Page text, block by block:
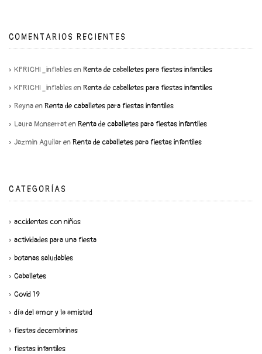
COMENTARIOS RECIENTES
KPRICHI_inflablesenRenta de caballetes para fiestas infantiles
KPRICHI_inflablesenRenta de caballetes para fiestas infantiles
ReynaenRenta de caballetes para fiestas infantiles
Laura MonserratenRenta de caballetes para fiestas infantiles
Jazmin AguilarenRenta de caballetes para fiestas infantiles
CATEGORÍAS
accidentes con niños
actividades para una fiesta
botanas saludables
Caballetes
Covid 19
día del amor y la amistad
fiestas decembrinas
fiestas infantiles